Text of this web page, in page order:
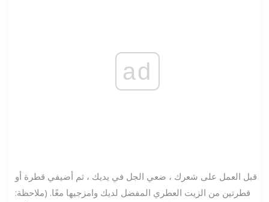
ad
قبل العمل على شعرك ، ضعي الجل في يديك ، ثم أضيفي قطرة أو
قطرتين من الزيت العطري المفضل لديك وامزجيها معًا. (ملاحظة: